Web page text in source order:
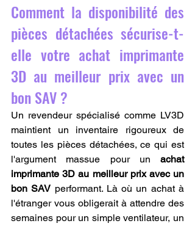
Comment la disponibilité des
pièces détachées sécurise-t-
elle votre achat imprimante
3D au meilleur prix avec un
bon SAV ?
Un revendeur spécialisé comme LV3D
maintient un inventaire rigoureux de
toutes les pièces détachées, ce qui est
l'argument massue pour un achat
imprimante 3D au meilleur prix avec un
bon SAV performant. Là où un achat à
l'étranger vous obligerait à attendre des